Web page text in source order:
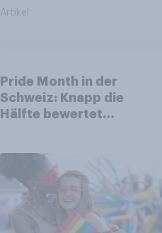
Artikel
Pride Month in der
Schweiz: Knapp die
Hälfte bewertet
bleibt umstritten